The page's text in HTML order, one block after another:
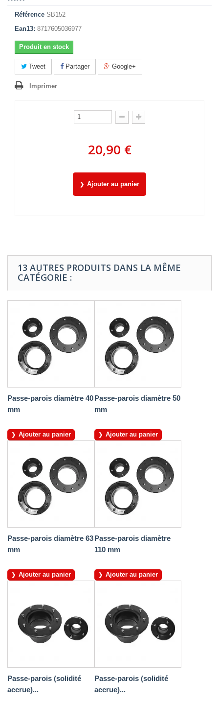
Référence SB152
Ean13: 8717605036977
Produit en stock
Tweet Partager Google+
Imprimer
20,90 €
Ajouter au panier
13 AUTRES PRODUITS DANS LA MÊME
CATÉGORIE :
Passe-parois diamètre 40
mm
Ajouter au panier
Passe-parois diamètre 50
mm
Ajouter au panier
Passe-parois diamètre 63
mm
Ajouter au panier
Passe-parois diamètre
110 mm
Ajouter au panier
Passe-parois (solidité
accrue)...
Passe-parois (solidité
accrue)...